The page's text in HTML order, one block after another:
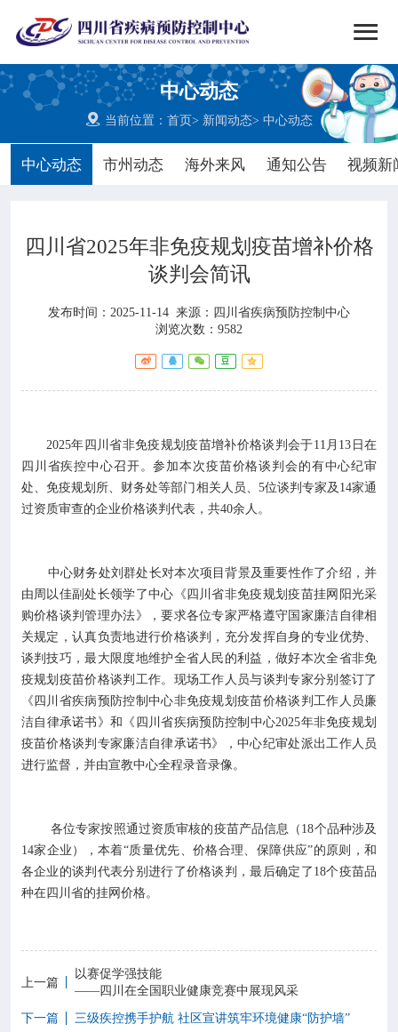

中心动态
 当前位置：首页> 新闻动态>中心动态
中心动态 市州动态 海外来风 通知公告 视频新

网站首页
中心概况 
新闻动态 
工作重点 
科研培训 
科普园地
学术期刊
在线互动 
政务公开 
四川省2025年非免疫规划疫苗增补价格
谈判会简讯
发布时间：2025-11-14 来源： 四川省疾病预防控制中心
浏览次数：9582
2025年四川省非免疫规划疫苗增补价格谈判会于11月13日在
四川省疾控中心召开。参加本次疫苗价格谈判会的有中心纪审
处、免疫规划所、财务处等部门相关人员、5位谈判专家及14家通
过资质审查的企业价格谈判代表，共40余人。
中心财务处刘群处长对本次项目背景及重要性作了介绍，并
由周以佳副处长领学了中心《四川省非免疫规划疫苗挂网阳光采
购价格谈判管理办法》，要求各位专家严格遵守国家廉洁自律相
关规定，认真负责地进行价格谈判，充分发挥自身的专业优势、
谈判技巧，最大限度地维护全省人民的利益，做好本次全省非免
疫规划疫苗价格谈判工作。现场工作人员与谈判专家分别签订了
《四川省疾病预防控制中心非免疫规划疫苗价格谈判工作人员廉
洁自律承诺书》和《四川省疾病预防控制中心2025年非免疫规划
疫苗价格谈判专家廉洁自律承诺书》，中心纪审处派出工作人员
进行监督，并由宣教中心全程录音录像。
各位专家按照通过资质审核的疫苗产品信息（18个品种涉及
14家企业），本着“质量优先、价格合理、保障供应”的原则，和
各企业的谈判代表分别进行了价格谈判，最后确定了18个疫苗品
种在四川省的挂网价格。
上一篇
以赛促学强技能
——四川在全国职业健康竞赛中展现风采
下一篇
三级疾控携手护航 社区宣讲筑牢环境健康“防护墙”